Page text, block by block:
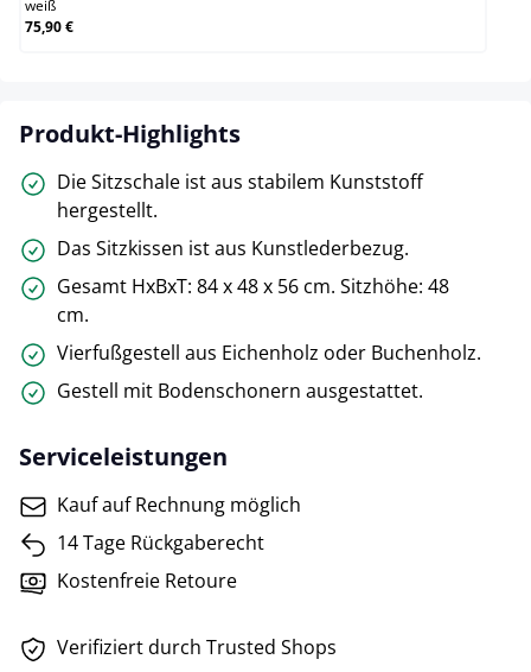
weiß
75,90 €
Produkt-Highlights
Die Sitzschale ist aus stabilem Kunststoff
hergestellt.
Das Sitzkissen ist aus Kunstlederbezug.
Gesamt HxBxT: 84 x 48 x 56 cm. Sitzhöhe: 48
cm.
Vierfußgestell aus Eichenholz oder Buchenholz.
Gestell mit Bodenschonern ausgestattet.
Serviceleistungen
Kauf auf Rechnung möglich
14 Tage Rückgaberecht
Kostenfreie Retoure
Verifiziert durch Trusted Shops